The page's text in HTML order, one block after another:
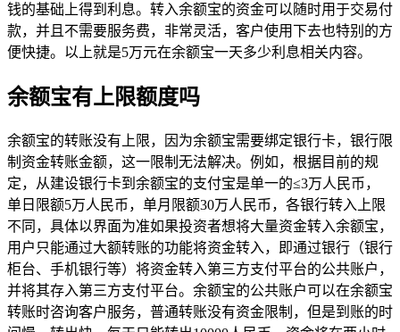
钱的基础上得到利息。转入余额宝的资金可以随时用于交易付
款，并且不需要服务费，非常灵活，客户使用下去也特别的方
便快捷。以上就是5万元在余额宝一天多少利息相关内容。
余额宝有上限额度吗
余额宝的转账没有上限，因为余额宝需要绑定银行卡，银行限
制资金转账金额，这一限制无法解决。例如，根据目前的规
定，从建设银行卡到余额宝的支付宝是单一的≤3万人民币，
单日限额5万人民币，单月限额30万人民币，各银行转入上限
不同，具体以界面为准如果投资者想将大量资金转入余额宝，
用户只能通过大额转账的功能将资金转入，即通过银行（银行
柜台、手机银行等）将资金转入第三方支付平台的公共账户，
并将其存入第三方支付平台。余额宝的公共账户可以在余额宝
转账时咨询客户服务，普通转账没有资金限制，但是到账的时